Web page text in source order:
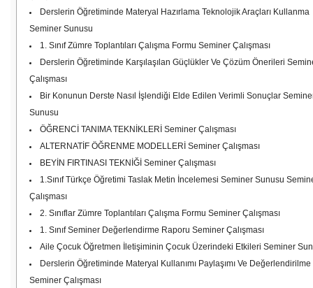
Derslerin Öğretiminde Materyal Hazırlama Teknolojik Araçları Kullanma
Seminer Sunusu
1. Sınıf Zümre Toplantıları Çalışma Formu Seminer Çalışması
Derslerin Öğretiminde Karşılaşılan Güçlükler Ve Çözüm Önerileri
Çalışması
Bir Konunun Derste Nasıl İşlendiği Elde Edilen Verimli Sonuçlar
Sunusu
ÖĞRENCİ TANIMA TEKNİKLERİ Seminer Çalışması
ALTERNATİF ÖĞRENME MODELLERİ Seminer Çalışması
BEYİN FIRTINASI TEKNİĞİ Seminer Çalışması
1.Sınıf Türkçe Öğretimi Taslak Metin İncelemesi Seminer Sunusu
Çalışması
2. Sınıflar Zümre Toplantıları Çalışma Formu Seminer Çalışması
1. Sınıf Seminer Değerlendirme Raporu Seminer Çalışması
Aile Çocuk Öğretmen İletişiminin Çocuk Üzerindeki Etkileri Seminer
Derslerin Öğretiminde Materyal Kullanımı Paylaşımı Ve Değerlendirilme
Seminer Çalışması